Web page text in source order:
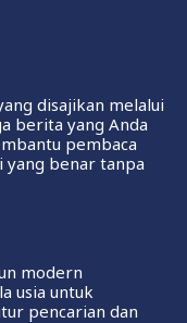
disajikan melalui
berita yang Anda
pembaca
yang benar tanpa
modern
usia untuk
pencarian dan